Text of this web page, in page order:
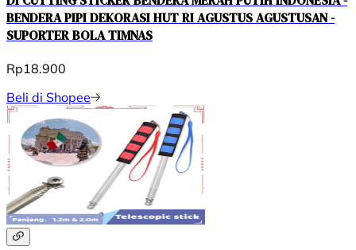
BENDERA PIPI DEKORASI HUT RI AGUSTUS AGUSTUSAN -
SUPORTER BOLA TIMNAS
Rp18.900
Beli di Shopee